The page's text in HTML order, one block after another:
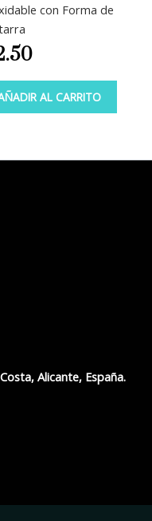
con Forma de
AL CARRITO
Alicante, España.